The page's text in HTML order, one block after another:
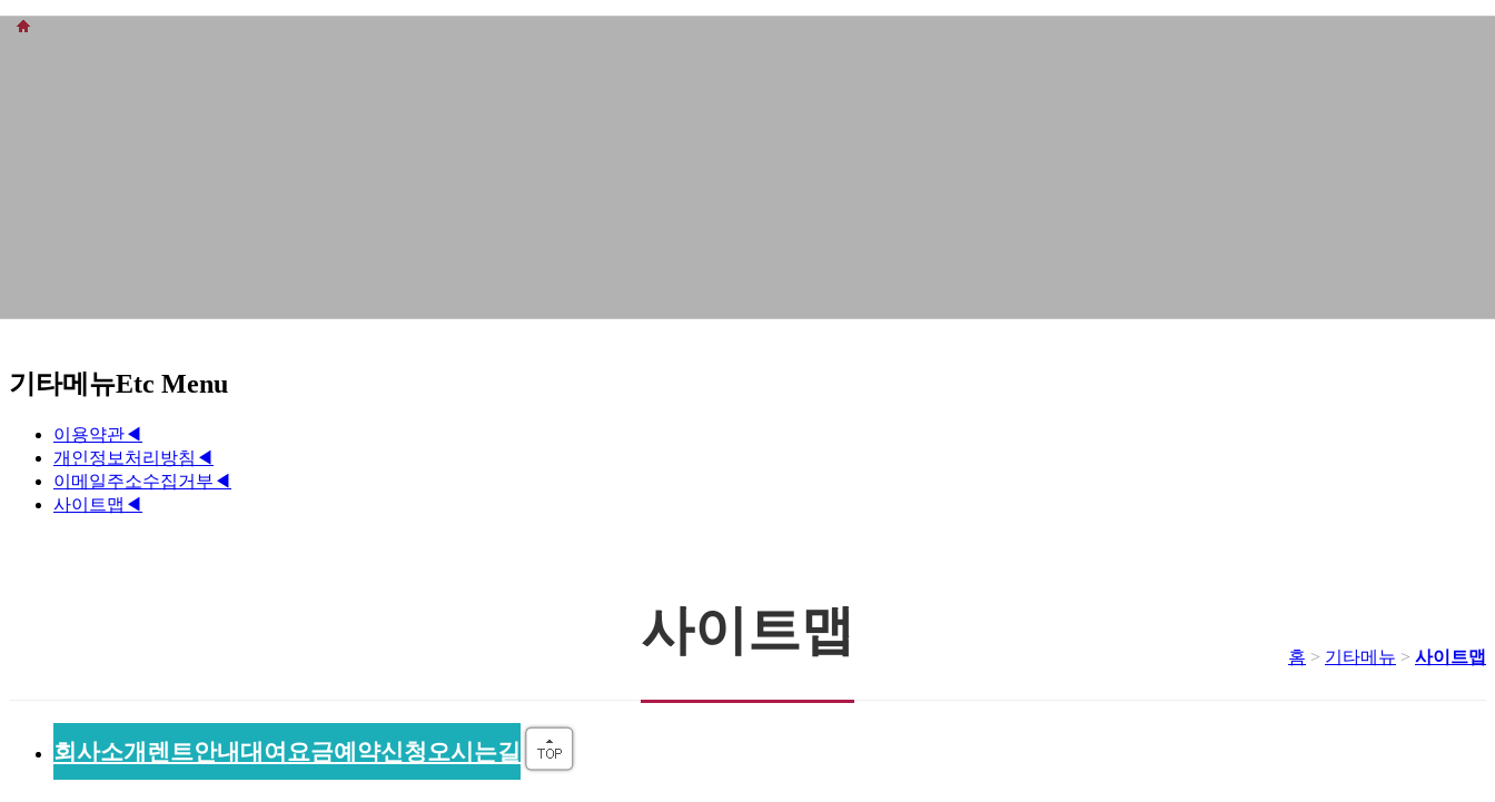
기타메뉴Etc Menu
이용약관◀
개인정보처리방침 ◀
이메일주소수집거부 ◀
사이트맵 ◀
홈 > 기타메뉴 > 사이트맵
사이트맵
회사소개 렌트안내 대여요금예약신청오시는길